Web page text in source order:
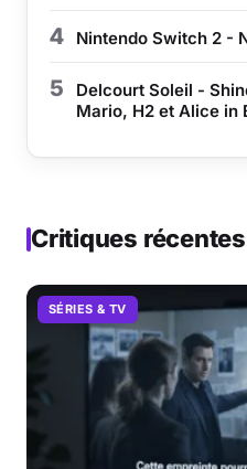
4 Nintendo Switch 2 -
5
Delcourt Soleil -
Mario, H2 et Alice in
Critiques récentes
SÉRIES & TV